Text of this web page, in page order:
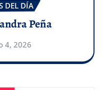
DEL DÍA
Peña
4, 2026